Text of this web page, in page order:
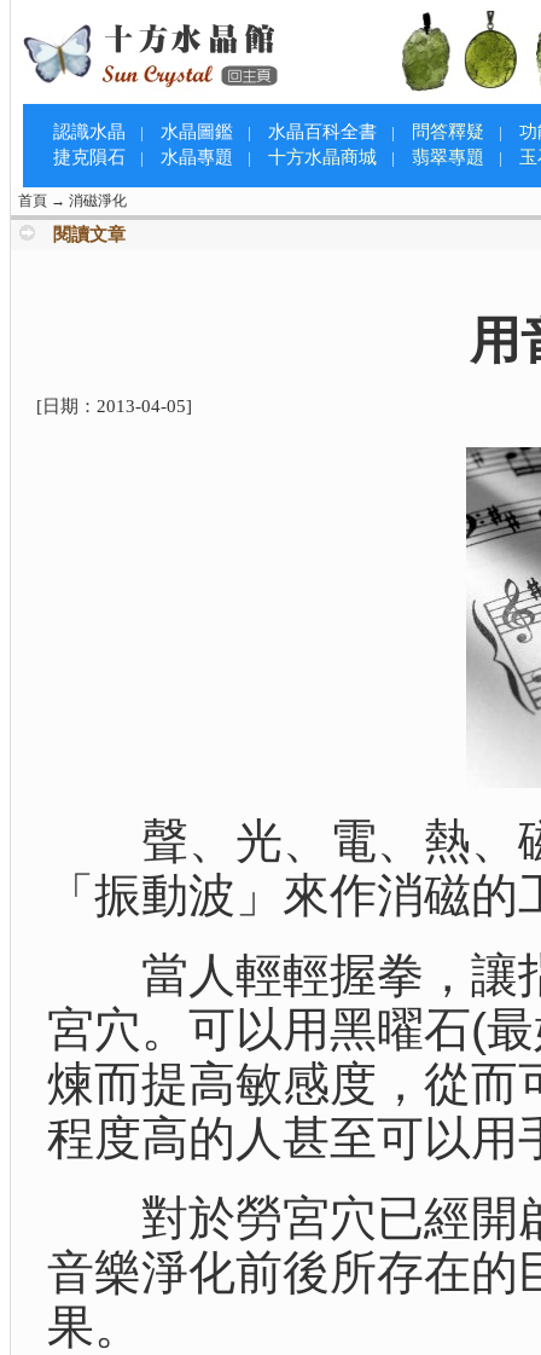
認識水晶 | 水晶圖鑑 | 水晶百科全書 | 問答釋疑 |
功
捷克隕石
| 水晶專題 | 十方水晶商城 | 翡翠專題 |
首頁 → 消磁淨化
閱讀文章
用
[日期： 2013-04-05]
聲、光、電、熱、磁
「振動波」來作消磁
當人輕輕握拳，讓指
宮穴。可以用黑曜石(
煉而提高敏感度，從而
程度高的人甚至可以用
對於勞宮穴已經開啟
音樂淨化前後所存在的
果。